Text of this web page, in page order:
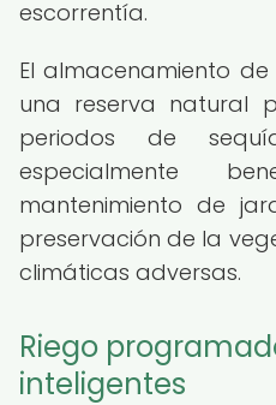
escorrentía.
El almacenamiento
una reserva natural
periodos de
especialmente
mantenimiento de
preservación de la
climáticas adversas.
Riego
inteligentes